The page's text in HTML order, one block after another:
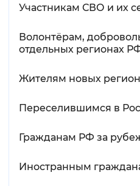
Участникам СВО и их
Волонтёрам,
отдельных регионах
Жителям новых
Переселившимся в
Гражданам РФ за
Иностранным